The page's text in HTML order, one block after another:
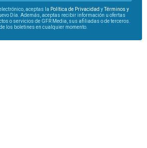
aceptas la Política de Privacidad yTérminos y
Día. Además, aceptas recibir información u ofertas
o servicios de GFR Media, sus afiliadas o de terceros.
los boletines en cualquier momento.